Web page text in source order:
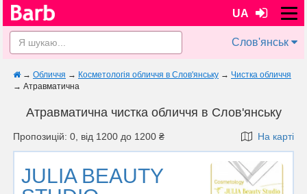
UA
Слов'янськ
→ Обличчя → Косметологія обличчя в Слов'янську → Чистка обличчя
→ Атравматична
Атравматична чистка обличчя в Слов'янську
Пропозицій: 0, від 1200 до 1200 ₴ На карті
JULIA BEAUTY